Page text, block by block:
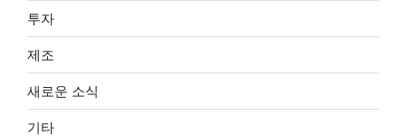
투자
제조
새로운 소식
기타